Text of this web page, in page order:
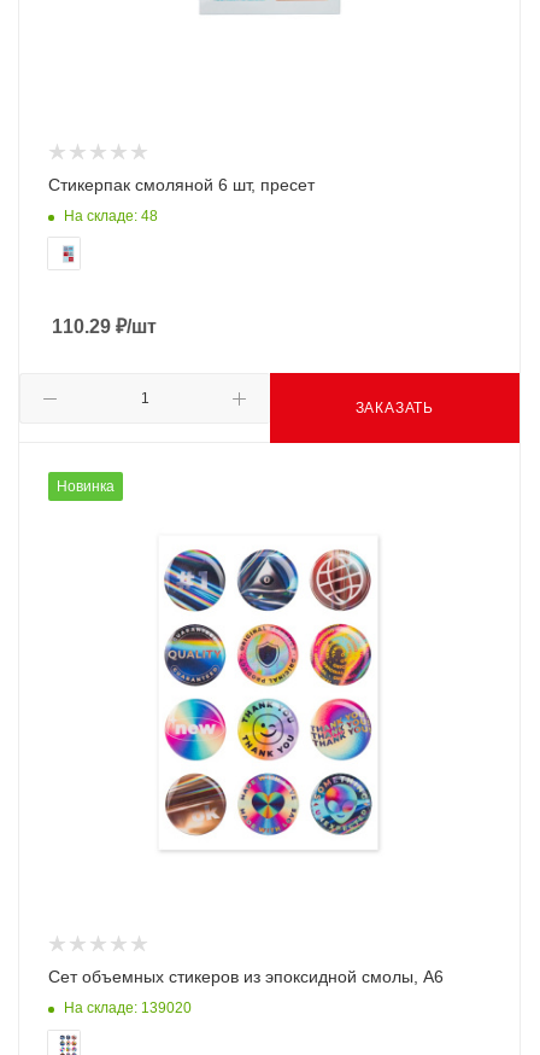
Стикерпак смоляной 6 шт, пресет
На складе: 48
110.29 ₽/шт
ЗАКАЗАТЬ
Новинка
Сет объемных стикеров из эпоксидной смолы, А6
На складе: 139020